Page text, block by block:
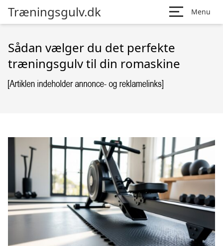
Træningsgulv.dk Menu
Sådan vælger du det perfekte
træningsgulv til din romaskine